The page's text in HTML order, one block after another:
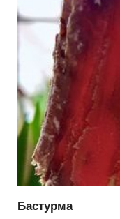
Бастурма